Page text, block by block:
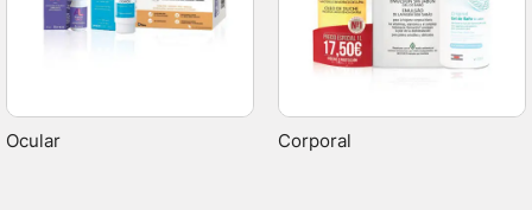
Ocular Corporal